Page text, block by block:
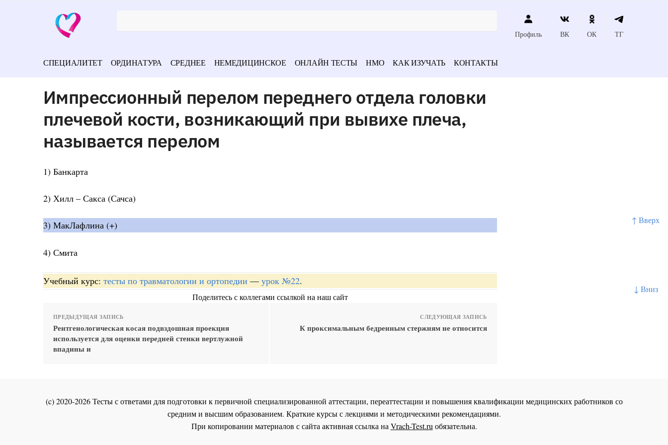
↑ Вверх
↓ Вниз
Профиль ВК ОК ТГ
СПЕЦИАЛИТЕТ ОРДИНАТУРА СРЕДНЕЕ НЕМЕДИЦИНСКОЕ ОНЛАЙН ТЕСТЫ НМО КАК ИЗУЧАТЬ КОНТАКТЫ
Импрессионный перелом переднего отдела головки
плечевой кости, возникающий при вывихе плеча,
называется перелом
1) Банкарта
2) Хилл – Сакса (Сачса)
3) МакЛафлина (+)
4) Смита
Учебный курс: тесты по травматологии и ортопедии — урок №22.
Поделитесь с коллегами ссылкой на наш сайт
ПРЕДЫДУЩАЯ ЗАПИСЬ
Рентгенологическая косая подвздошная проекция
используется для оценки передней стенки вертлужной
впадины и
СЛЕДУЮЩАЯ ЗАПИСЬ
К проксимальным бедренным стержням не относится
(c) 2020-2026 Тесты с ответами для подготовки к первичной специализированной аттестации, переаттестации и повышения квалификации медицинских работников со
средним и высшим образованием. Краткие курсы с лекциями и методическими рекомендациями.
При копировании материалов с сайта активная ссылка наVrach-Test.ruобязательна.